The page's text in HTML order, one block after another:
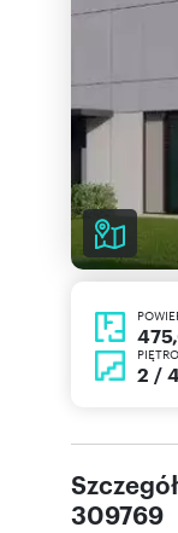
PIĘTRO
2 /
309769